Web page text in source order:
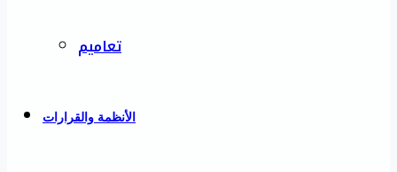
تعاميم
الأنظمة والقرارات